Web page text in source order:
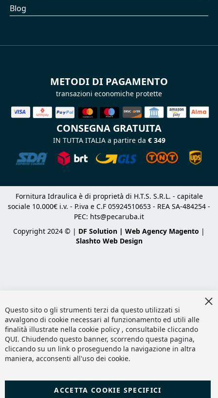
Blog
METODI DI PAGAMENTO
transazioni economiche protette
CONSEGNA GRATUITA
IN TUTTA ITALIA a partire da € 349
Fornitura Idraulica è di proprietà di H.T.S. S.R.L. - capitale
sociale 10.000€ i.v. - P.iva e C.F 05924510653 - REA SA-484254 -
PEC: hts@pecaruba.it
Copyright 2024 © | DF Solution | Web Agency Magento |
Slashto Web Design
Questo sito o gli strumenti terzi da questo utilizzati si
avvalgono di cookie necessari al funzionamento ed utili alle
finalità illustrate nella cookie policy , consultabile cliccando
QUI. Chiudendo questo banner, scorrendo questa pagina,
cliccando su un link o proseguendo la navigazione in altra
maniera, acconsenti all'uso dei cookie.
ACCETTA COOKIE SPECIFICI